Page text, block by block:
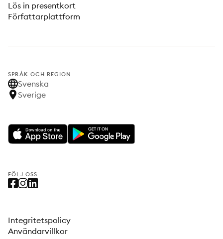
Lös in presentkort
Författarplattform
SPRÅK OCH REGION
Svenska
Sverige
FÖLJ OSS
Integritetspolicy
Användarvillkor